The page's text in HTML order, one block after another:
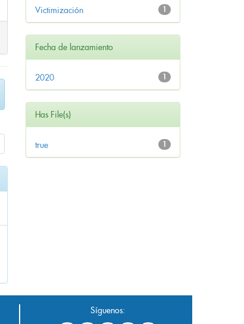
1
Victimización
Fecha de lanzamiento
1
2020
Has File(s)
1
true
Síguenos: